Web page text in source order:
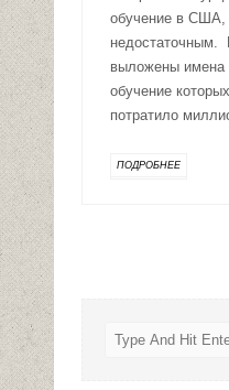
обучение в США,
недостаточным.
выложены имена
обучение
потратило
ПОДРОБНЕЕ